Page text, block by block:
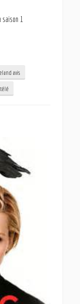
saison 1
avis